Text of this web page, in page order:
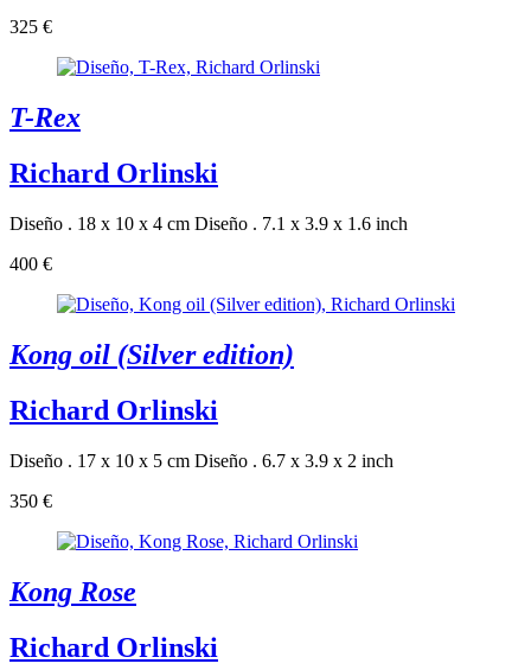
325 €
T-Rex
Richard Orlinski
Diseño . 18 x 10 x 4 cm Diseño . 7.1 x 3.9 x 1.6 inch
400 €
Kong oil (Silver edition)
Richard Orlinski
Diseño . 17 x 10 x 5 cm Diseño . 6.7 x 3.9 x 2 inch
350 €
Kong Rose
Richard Orlinski